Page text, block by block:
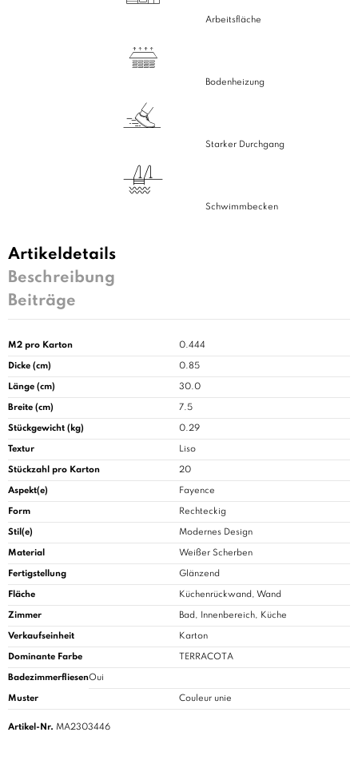
Arbeitsfläche
Bodenheizung
Starker Durchgang
Schwimmbecken
Artikeldetails
Beschreibung
Beiträge
M2 pro Karton 0.444
Dicke (cm) 0.85
Länge (cm) 30.0
Breite (cm) 7.5
Stückgewicht (kg) 0.29
Textur Liso
Stückzahl pro Karton 20
Aspekt(e) Fayence
Form Rechteckig
Stil(e) Modernes Design
Material Weißer Scherben
Fertigstellung Glänzend
Fläche Küchenrückwand, Wand
Zimmer Bad, Innenbereich, Küche
Verkaufseinheit Karton
Dominante Farbe TERRACOTA
BadezimmerfliesenOui
Muster Couleur unie
Artikel-Nr. MA2303446